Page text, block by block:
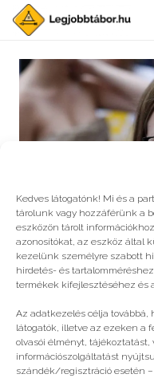
Kedves látogatónk! Mi és a
tárolunk vagy hozzáférünk a
eszközön tárolt
azonosítókat, az eszköz által
kezelünk személyre szabott
hirdetés- és
termékek kifejlesztéséhez és
Az adatkezelés célja
látogatók, illetve az ezeken a
olvasói élményt,
információszolgáltatást
szándék/regisztráció esetén
Alkotótáborok
© legjobbtabor.hu